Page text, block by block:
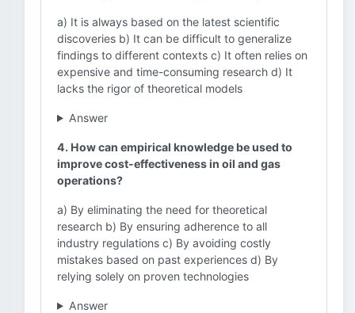
a) It is always based on the latest scientific
discoveries b) It can be difficult to generalize
findings to different contexts c) It often relies on
expensive and time-consuming research d) It
lacks the rigor of theoretical models
Answer
4. How can empirical knowledge be used to
improve cost-effectiveness in oil and gas
operations?
a) By eliminating the need for theoretical
research b) By ensuring adherence to all
industry regulations c) By avoiding costly
mistakes based on past experiences d) By
relying solely on proven technologies
Answer